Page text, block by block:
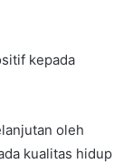
kepada
oleh
kualitas hidup